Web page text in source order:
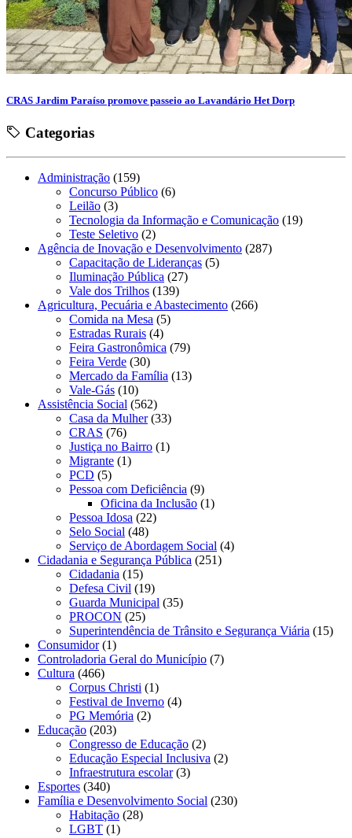
CRAS Jardim Paraíso promove passeio ao Lavandário Het Dorp
Categorias
Administração (159)
Concurso Público (6)
Leilão (3)
Tecnologia da Informação e Comunicação (19)
Teste Seletivo (2)
Agência de Inovação e Desenvolvimento (287)
Capacitação de Lideranças (5)
Iluminação Pública (27)
Vale dos Trilhos (139)
Agricultura, Pecuária e Abastecimento (266)
Comida na Mesa (5)
Estradas Rurais (4)
Feira Gastronômica (79)
Feira Verde (30)
Mercado da Família (13)
Vale-Gás (10)
Assistência Social (562)
Casa da Mulher(33)
CRAS (76)
Justiça no Bairro (1)
Migrante (1)
PCD (5)
Pessoa com Deficiência (9)
Oficina da Inclusão (1)
Pessoa Idosa (22)
Selo Social (48)
Serviço de Abordagem Social (4)
Cidadania e Segurança Pública (251)
Cidadania (15)
Defesa Civil (19)
Guarda Municipal (35)
PROCON (25)
Superintendência de Trânsito e Segurança Viária (15)
Consumidor(1)
Controladoria Geral do Município (7)
Cultura (466)
Corpus Christi (1)
Festival de Inverno (4)
PG Memória (2)
Educação (203)
Congresso de Educação (2)
Educação Especial Inclusiva (2)
Infraestrutura escolar(3)
Esportes (340)
Família e Desenvolvimento Social (230)
Habitação (28)
LGBT (1)